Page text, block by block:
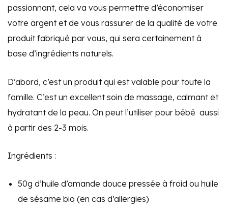
passionnant, cela va vous permettre d’économiser
votre argent et de vous rassurer de la qualité de votre
produit fabriqué par vous, qui sera certainement à
base d’ingrédients naturels.
D’abord, c’est un produit qui est valable pour toute la
famille. C’est un excellent soin de massage, calmant et
hydratant de la peau. On peut l’utiliser pour bébé aussi
à partir des 2-3 mois.
Ingrédients :
50g d’huile d’amande douce pressée à froid ou huile
de sésame bio (en cas d’allergies)